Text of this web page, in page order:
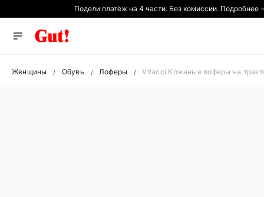
Подели платёж на 4 части. Без комиссии. Подробнее
Женщины Обувь Лоферы Vitacci Кожаные лоферы на